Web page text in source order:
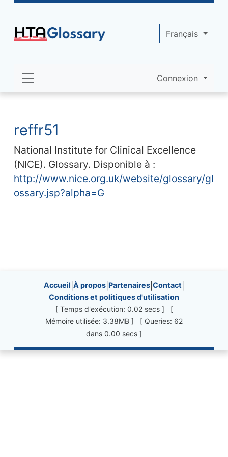
Navigation and related functionality
Contenu en relation
reffr51
National Institute for Clinical Excellence
(NICE). Glossary. Disponible à :
http://www.nice.org.uk/website/glossary/gl
ossary.jsp?alpha=G
Site information, links, etc.
Accueil À propos Partenaires Contact
Conditions et politiques d'utilisation
[ Temps d'exécution: 0.02 secs ] [
Mémoire utilisée: 3.38MB ] [ Queries: 62
dans 0.00 secs ]
Site identity, navigation, etc.
Connexion
Français